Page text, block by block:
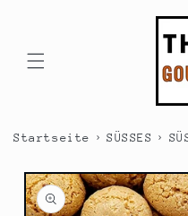
Startseite › SÜSSES ›